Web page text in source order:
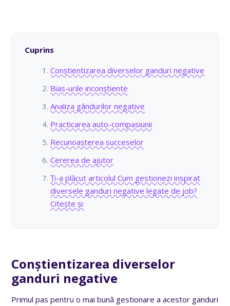
Cuprins
Conștientizarea diverselor ganduri negative
Bias-urile inconștiente
Analiza gândurilor negative
Practicarea auto-compasiunii
Recunoașterea succeselor
Cererea de ajutor
Ți-a plăcut articolul Cum gestionezi inspirat
diversele ganduri negative legate de job?
Citește și:
Conștientizarea diverselor
ganduri negative
Primul pas pentru o mai bună gestionare a acestor ganduri